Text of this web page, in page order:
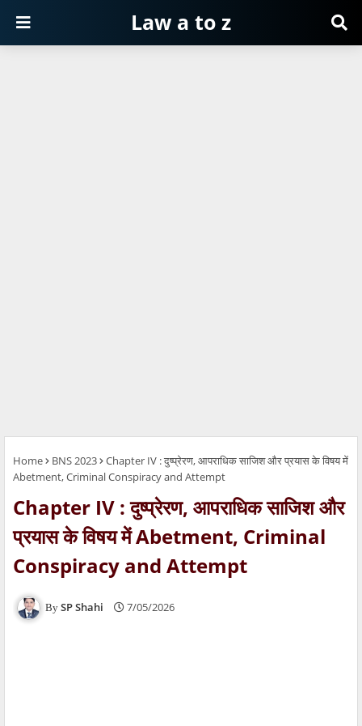
Law a to z
Home BNS 2023
Chapter IV : दुष्प्रेरण, आपराधिक साजिश और प्रयास के विषय में
Abetment, Criminal Conspiracy and Attempt
Chapter IV : दुष्प्रेरण, आपराधिक साजिश और
प्रयास के विषय में Abetment, Criminal
Conspiracy and Attempt
SP Shahi 7/05/2026